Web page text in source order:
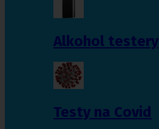
Alkohol testery
Testy na Covid